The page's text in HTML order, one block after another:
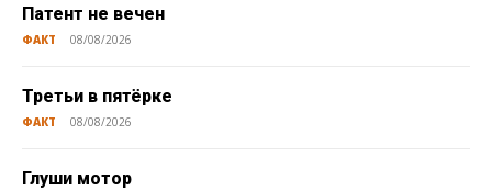
Патент не вечен
ФАКТ 08/08/2026
Третьи в пятёрке
ФАКТ 08/08/2026
Глуши мотор